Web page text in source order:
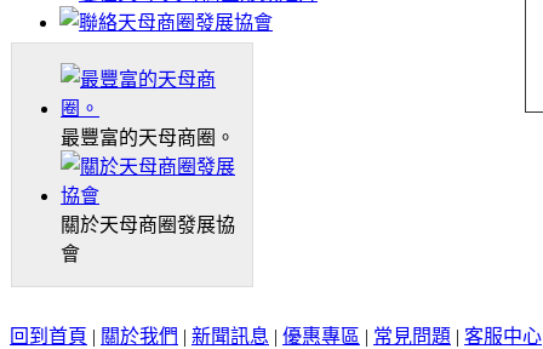
最豐富的天母商圈。
關於天母商圈發展協
會
回到首頁 | 關於我們 | 新聞訊息 | 優惠專區 | 常見問題 | 客服中心